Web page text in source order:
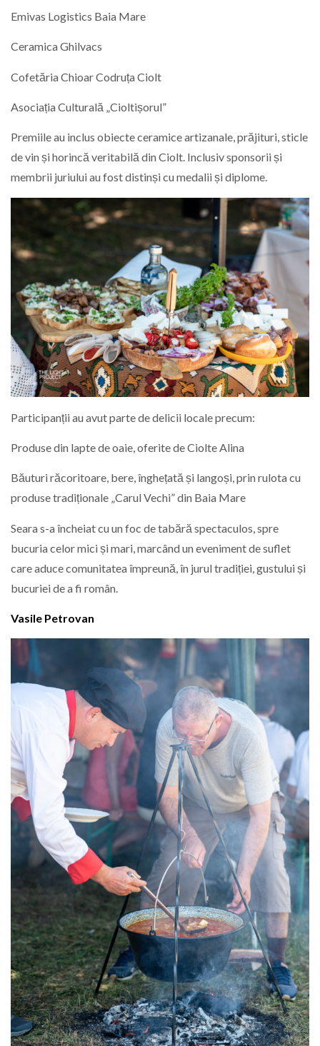
Emivas Logistics Baia Mare
Ceramica Ghilvacs
Cofetăria Chioar Codruța Ciolt
Asociația Culturală „Cioltișorul”
Premiile au inclus obiecte ceramice artizanale, prăjituri, sticle
de vin și horincă veritabilă din Ciolt. Inclusiv sponsorii și
membrii juriului au fost distinși cu medalii și diplome.
Participanții au avut parte de delicii locale precum:
Produse din lapte de oaie, oferite de Ciolte Alina
Băuturi răcoritoare, bere, înghețată și langoși, prin rulota cu
produse tradiționale „Carul Vechi” din Baia Mare
Seara s-a încheiat cu un foc de tabără spectaculos, spre
bucuria celor mici și mari, marcând un eveniment de suflet
care aduce comunitatea împreună, în jurul tradiției, gustului și
bucuriei de a fi român.
Vasile Petrovan